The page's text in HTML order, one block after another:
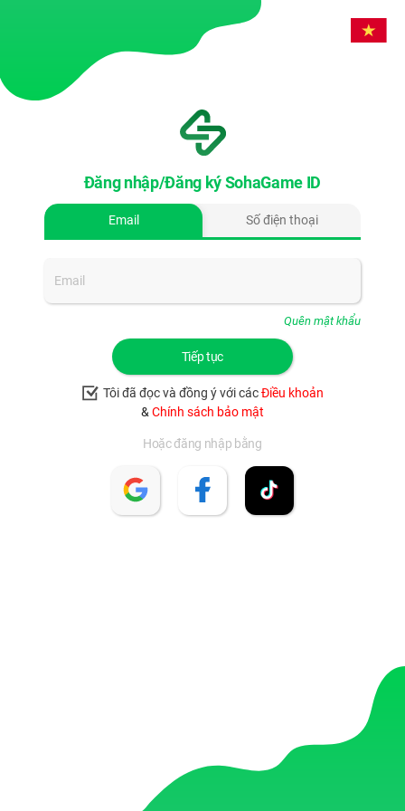
Đăng nhập/Đăng ký SohaGame ID
Email Số điện thoại
Quên mật khẩu
Tiếp tục
Tôi đã đọc và đồng ý với các Điều khoản
& Chính sách bảo mật
Hoặc đăng nhập bằng